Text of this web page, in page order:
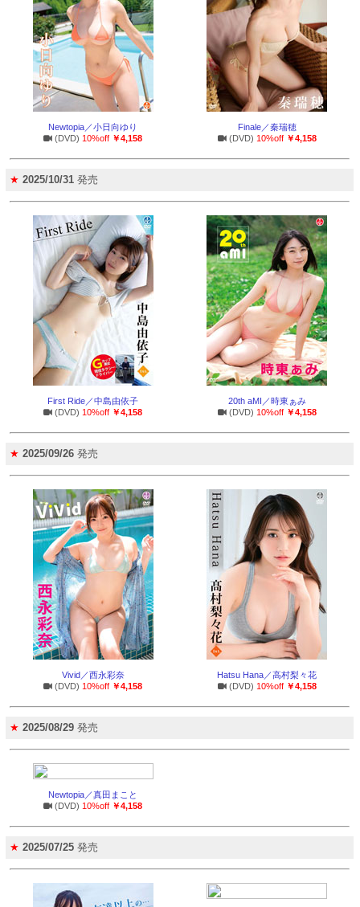
Newtopia／小日向ゆり
(DVD) 10%off ￥4,158
Finale／秦瑞穂
(DVD) 10%off ￥4,158
★ 2025/10/31 発売
First Ride／中島由依子
(DVD) 10%off ￥4,158
20th aMI／時東ぁみ
(DVD) 10%off ￥4,158
★ 2025/09/26 発売
Vivid／西永彩奈
(DVD) 10%off ￥4,158
Hatsu Hana／高村梨々花
(DVD) 10%off ￥4,158
★ 2025/08/29 発売
Newtopia／真田まこと
(DVD) 10%off ￥4,158
★ 2025/07/25 発売